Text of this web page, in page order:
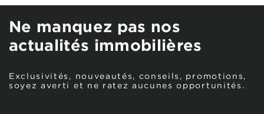
Ne manquez pas nos
actualités immobilières
Exclusivités, nouveautés, conseils, promotions,
soyez averti et ne ratez aucunes opportunités.